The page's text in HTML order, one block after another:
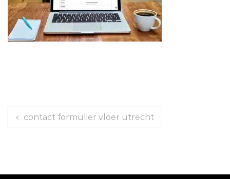
Bericht
navigatie
contact formulier vloer utrecht